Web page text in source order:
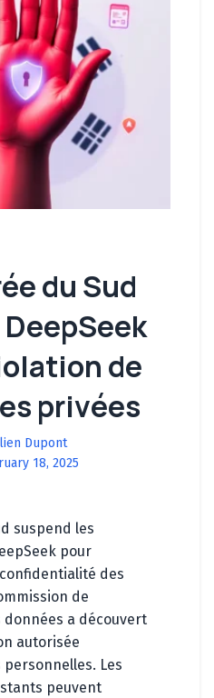
du Sud
de
privées
Dupont
18, 2025
suspend les
pour
des
de
a découvert
autorisée
Les
peuvent